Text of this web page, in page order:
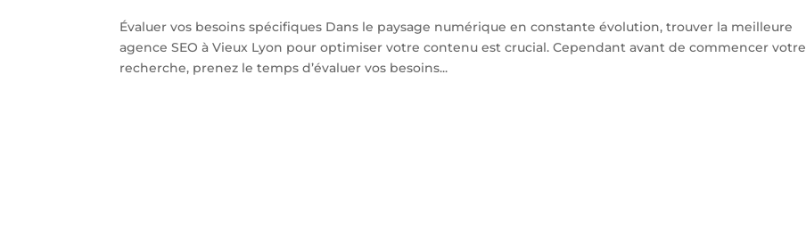
Évaluer vos besoins spécifiques Dans le paysage numérique en constante évolution, trouver la meilleure
agence SEO à Vieux Lyon pour optimiser votre contenu est crucial. Cependant avant de commencer votre
recherche, prenez le temps d’évaluer vos besoins...